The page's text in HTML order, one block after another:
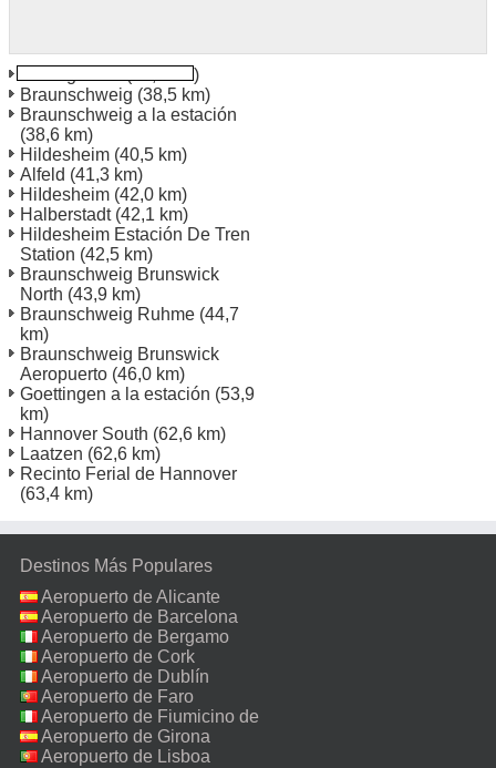
(25,2 km)
Braunschweig (38,5 km)
Braunschweig a la estación
(38,6 km)
Hildesheim (40,5 km)
Alfeld (41,3 km)
HiIdesheim (42,0 km)
Halberstadt(42,1 km)
Hildesheim Estación De Tren
Station (42,5 km)
Braunschweig Brunswick
North (43,9 km)
Braunschweig Ruhme (44,7
km)
Braunschweig Brunswick
Aeropuerto (46,0 km)
Goettingen a la estación (53,9
km)
Hannover South (62,6 km)
Laatzen (62,6 km)
Recinto Ferial de Hannover
(63,4 km)
Destinos Más Populares
Aeropuerto de Alicante
Aeropuerto de Barcelona
Aeropuerto de Bergamo
Aeropuerto de Cork
Aeropuerto de Dublín
Aeropuerto de Faro
Aeropuerto de Fiumicino de
Roma
Aeropuerto de Girona
Aeropuerto de Lisboa